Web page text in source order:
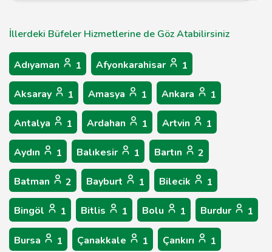
İllerdeki Büfeler Hizmetlerine de Göz Atabilirsiniz
Adıyaman 1 Afyonkarahisar 1
Aksaray 1 Amasya 1 Ankara 1
Antalya 1 Ardahan 1 Artvin 1
Aydın 1 Balıkesir 1 Bartın 2
Batman 2 Bayburt 1 Bilecik 1
Bingöl 1 Bitlis 1 Bolu 1 Burdur 1
Bursa 1 Çanakkale 1 Çankırı 1